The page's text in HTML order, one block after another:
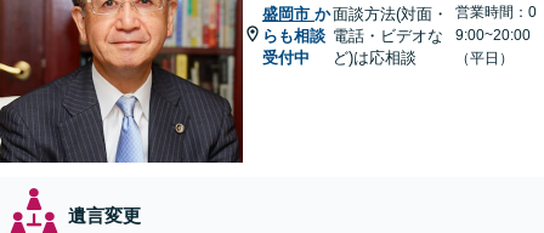
盛岡市 か
らも相談
受付中
面談方法(対面・
電話・ビデオな
ど)は応相談
営業時間：0
9:00~20:00
（平日）
遺言変更